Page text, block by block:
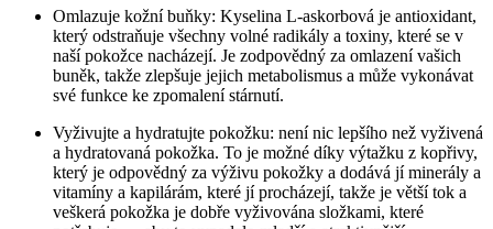
Omlazuje kožní buňky: Kyselina L-askorbová je antioxidant,
který odstraňuje všechny volné radikály a toxiny, které se v
naší pokožce nacházejí. Je zodpovědný za omlazení vašich
buněk, takže zlepšuje jejich metabolismus a může vykonávat
své funkce ke zpomalení stárnutí.
Vyživujte a hydratujte pokožku: není nic lepšího než vyživená
a hydratovaná pokožka. To je možné díky výtažku z kopřivy,
který je odpovědný za výživu pokožky a dodává jí minerály a
vitamíny a kapilárám, které jí procházejí, takže je větší tok a
veškerá pokožka je dobře vyživována složkami, které